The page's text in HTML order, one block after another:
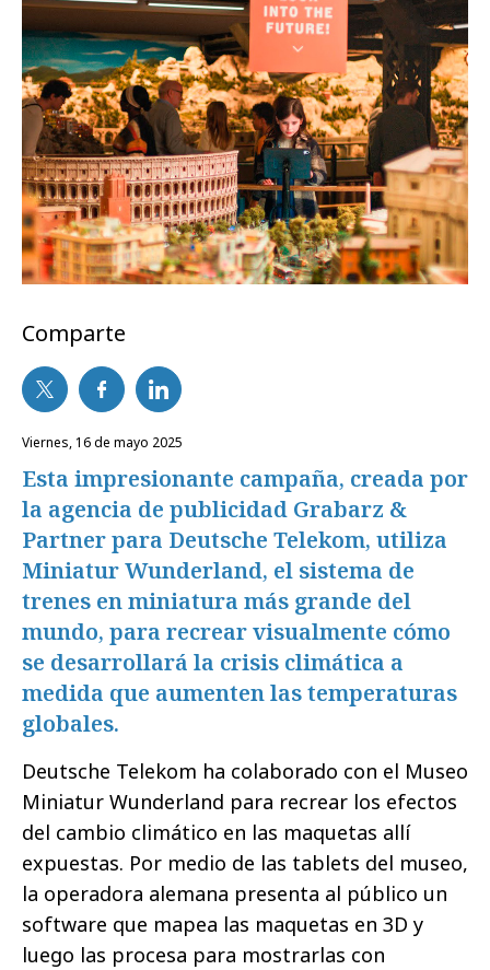
Comparte
viernes, 16 de mayo 2025
Esta impresionante campaña, creada por
la agencia de publicidad Grabarz &
Partner para Deutsche Telekom, utiliza
Miniatur Wunderland, el sistema de
trenes en miniatura más grande del
mundo, para recrear visualmente cómo
se desarrollará la crisis climática a
medida que aumenten las temperaturas
globales.
Deutsche Telekom ha colaborado con el Museo
Miniatur Wunderland para recrear los efectos
del cambio climático en las maquetas allí
expuestas. Por medio de las tablets del museo,
la operadora alemana presenta al público un
software que mapea las maquetas en 3D y
luego las procesa para mostrarlas con